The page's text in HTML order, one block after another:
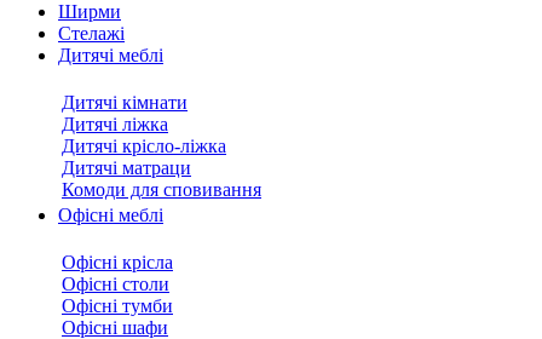
Ширми
Стелажі
Дитячі меблі
Дитячі кімнати
Дитячі ліжка
Дитячі крісло-ліжка
Дитячі матраци
Комоди для сповивання
Офісні меблі
Офісні крісла
Офісні столи
Офісні тумби
Офісні шафи